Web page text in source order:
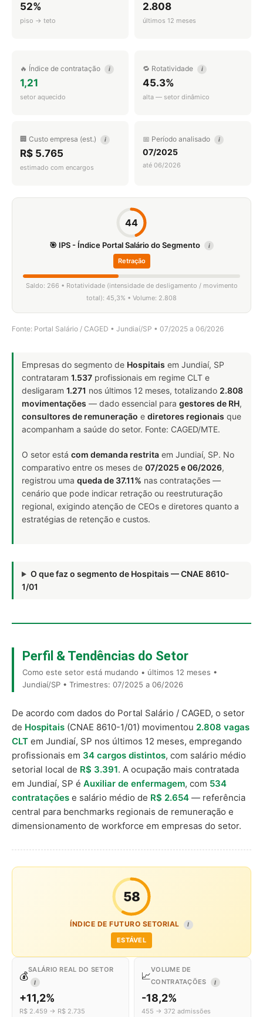
52%
piso → teto
2.808
últimos 12 meses
🔥 Índice de contratação i
1,21
setor aquecido
🔁 Rotatividade i
45.3%
alta — setor dinâmico
🏢 Custo empresa (est.) i
R$ 5.765
estimado com encargos
📅 Período analisado i
07/2025
até 06/2026
44
🎯 IPS - Índice Portal Salário do Segmento i
Retração
Saldo: 266 • Rotatividade (intensidade de desligamento / movimento
total): 45,3% • Volume: 2.808
Fonte: Portal Salário / CAGED • Jundiaí/SP • 07/2025 a 06/2026
Empresas do segmento de Hospitais em Jundiaí, SP
contrataram 1.537 profissionais em regime CLT e
desligaram 1.271 nos últimos 12 meses, totalizando 2.808
movimentações — dado essencial para gestores de RH,
consultores de remuneração e diretores regionais que
acompanham a saúde do setor. Fonte: CAGED/MTE.
O setor está com demanda restrita em Jundiaí, SP. No
comparativo entre os meses de 07/2025 e 06/2026,
registrou uma queda de 37.11% nas contratações —
cenário que pode indicar retração ou reestruturação
regional, exigindo atenção de CEOs e diretores quanto a
estratégias de retenção e custos.
O que faz o segmento de Hospitais — CNAE 8610-
1/01
Perfil & Tendências do Setor
Como este setor está mudando • últimos 12 meses •
Jundiaí/SP • Trimestres: 07/2025 a 06/2026
De acordo com dados do Portal Salário / CAGED, o setor
de Hospitais (CNAE 8610-1/01) movimentou 2.808 vagas
CLT em Jundiaí, SP nos últimos 12 meses, empregando
profissionais em 34 cargos distintos, com salário médio
setorial local de R$ 3.391. A ocupação mais contratada
em Jundiaí, SP é Auxiliar de enfermagem, com 534
contratações e salário médio de R$ 2.654 — referência
central para benchmarks regionais de remuneração e
dimensionamento de workforce em empresas do setor.
58
ÍNDICE DE FUTURO SETORIAL I
ESTÁVEL
💰
SALÁRIO REAL DO SETOR
I
+11,2%
R$ 2.459 → R$ 2.735
📈
VOLUME DE
CONTRATAÇÕES
I
-18,2%
455 → 372 admissões